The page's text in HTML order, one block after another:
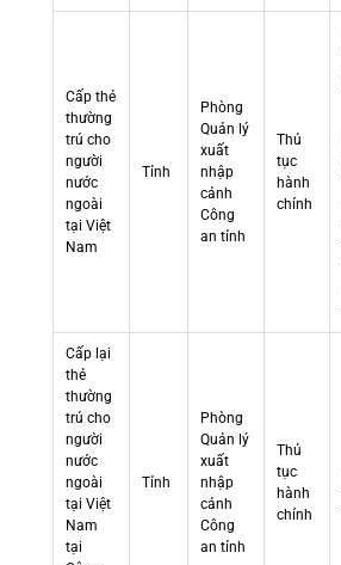
Cấp thẻ
thường
trú cho
người
nước
ngoài
tại Việt
Nam
Tỉnh
Phòng
Quản lý
xuất
nhập
cảnh
Công
an tỉnh
Thủ
tục
hành
chính
Cấp lại
thẻ
thường
trú cho
người
nước
ngoài
tại Việt
Nam
tại
Tỉnh
Phòng
Quản lý
xuất
nhập
cảnh
Công
an tỉnh
Thủ
tục
hành
chính